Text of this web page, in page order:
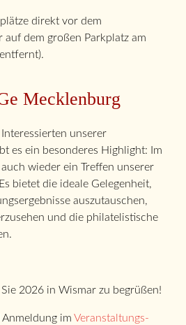
direkt vor dem
auf dem großen Parkplatz am
Mecklenburg
unserer
es ein besonderes Highlight: Im
wieder ein Treffen unserer
bietet die ideale Gelegenheit,
auszutauschen,
und die philatelistische
2026 in Wismar zu begrüßen!
Anmeldung imVeranstaltungs-